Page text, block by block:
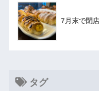
7月末で閉
タグ